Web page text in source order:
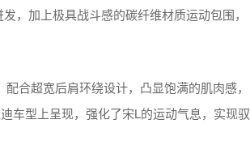
，加上极具战斗感的碳纤维材质运动包围，
合超宽后肩环绕设计，凸显饱满的肌肉感，
车型上呈现，强化了宋L的运动气息，实现驭